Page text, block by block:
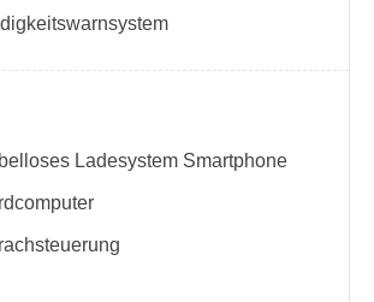
Ladesystem Smartphone